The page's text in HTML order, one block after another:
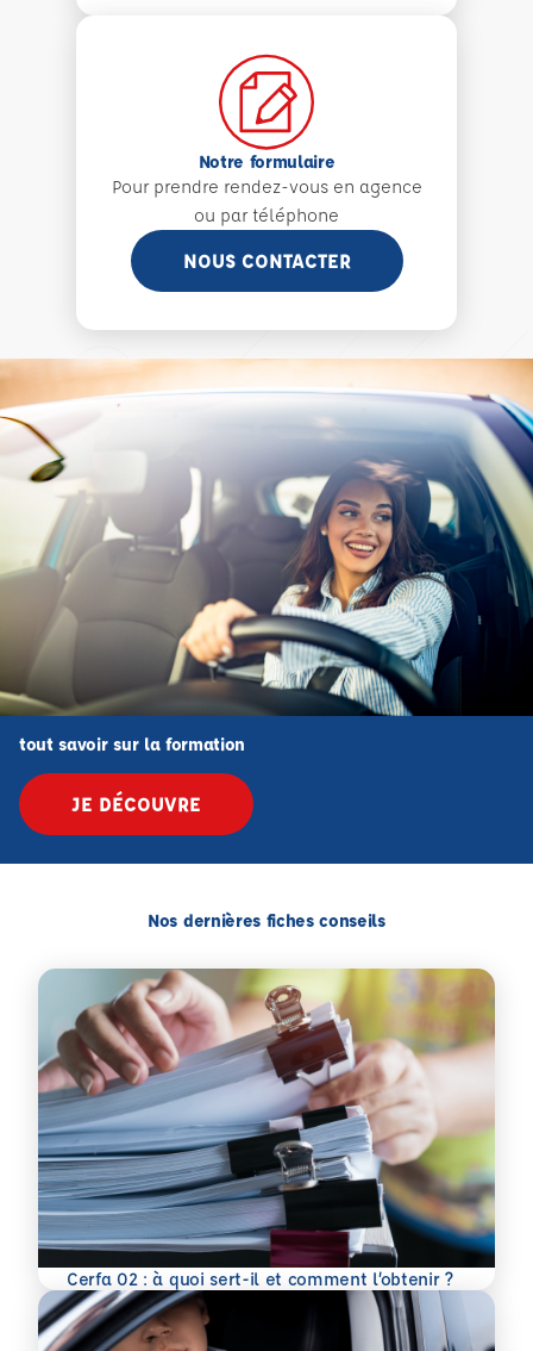
Notre formulaire
Pour prendre rendez-vous en agence
ou par téléphone
NOUS CONTACTER
tout savoir sur la formation
JE DÉCOUVRE
Nos dernières fiches conseils
Cerfa 02 : à quoi sert-il et comment l’obtenir ?
En savoir plus